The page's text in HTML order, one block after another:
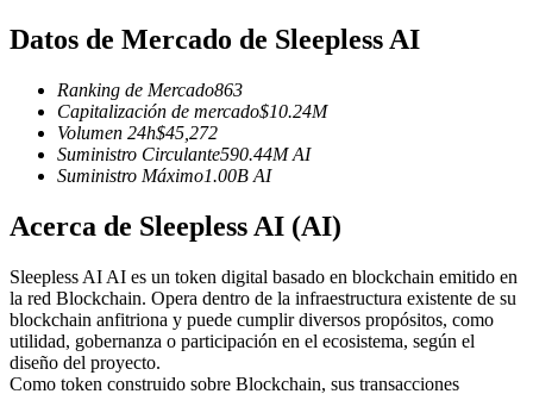
Futuros del USDC
Copiar Trading
Únete a los mejores traders
Datos de Mercado de Sleepless AI
Ranking de Mercado863
Capitalización de mercado$10.24M
Volumen 24h$45,272
Suministro Circulante590.44M AI
Suministro Máximo1.00B AI
Acerca de Sleepless AI (AI)
Sleepless AI AI es un token digital basado en blockchain emitido en
la red Blockchain. Opera dentro de la infraestructura existente de su
blockchain anfitriona y puede cumplir diversos propósitos, como
utilidad, gobernanza o participación en el ecosistema, según el
diseño del proyecto.
Como token construido sobre Blockchain, sus transacciones